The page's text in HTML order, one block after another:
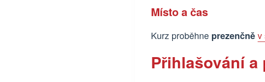
Místo a čas
Kurz proběhne prezenčněv
Přihlašování